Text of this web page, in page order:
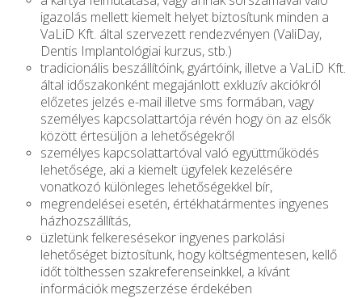
igazolás mellett kiemelt helyet biztosítunk minden a
VaLiD Kft. által szervezett rendezvényen (ValiDay,
Dentis Implantológiai kurzus, stb.)
tradicionális beszállítóink, gyártóink, illetve a VaLiD Kft.
által időszakonként megajánlott exkluzív akciókról
előzetes jelzés e-mail illetve sms formában, vagy
személyes kapcsolattartója révén hogy ön az elsők
között értesüljön a lehetőségekről
személyes kapcsolattartóval való együttműködés
lehetősége, aki a kiemelt ügyfelek kezelésére
vonatkozó különleges lehetőségekkel bír,
megrendelései esetén, értékhatármentes ingyenes
házhozszállítás,
üzletünk felkeresésekor ingyenes parkolási
lehetőséget biztosítunk, hogy költségmentesen, kellő
időt tölthessen szakreferenseinkkel, a kívánt
információk megszerzése érdekében